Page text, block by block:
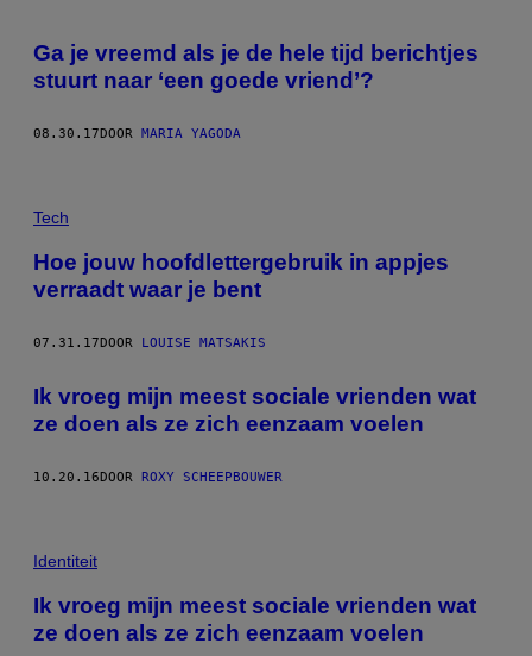
Ga je vreemd als je de hele tijd berichtjes
stuurt naar ‘een goede vriend’?
08.30.17DOOR MARIA YAGODA
Tech
Hoe jouw hoofdlettergebruik in appjes
verraadt waar je bent
07.31.17 DOOR LOUISE MATSAKIS
Ik vroeg mijn meest sociale vrienden wat
ze doen als ze zich eenzaam voelen
10.20.16DOOR ROXY SCHEEPBOUWER
Identiteit
Ik vroeg mijn meest sociale vrienden wat
ze doen als ze zich eenzaam voelen